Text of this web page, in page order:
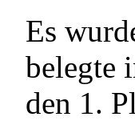
Es
belegte
den 1.